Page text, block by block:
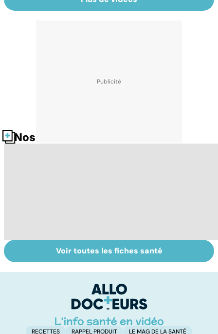
Nos fiches santé
La main, un outil
utile mais fragile
Prévenir les
intoxications au
carbone
Voir toutes les fiches santé
RECETTES RAPPEL PRODUIT LE MAG DE LA SANTÉ